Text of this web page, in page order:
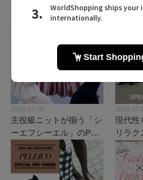
2026.07.28
主役級ニットが揃う「シ
ーエフシーエル」のPOP
UPがスタート
現代性
リラ
ンクラ